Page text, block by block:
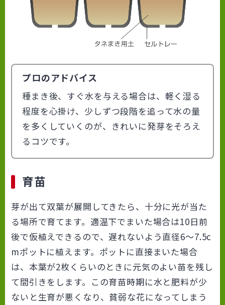
プロのアドバイス
種まき後、すぐ水を与える場合は、軽く湿る
程度を心掛け、少しずつ段階を追って水の量
を多くしていくのが、きれいに発芽をそろえ
るコツです。
育苗
芽が出て双葉が展開してきたら、十分に光が当た
る場所で育てます。適温下でまいた場合は10日前
後で仮植えできるので、遅れないよう直径6～7.5c
mポットに植えます。ポットに直接まいた場合
は、本葉が2枚くらいのときに元気のよい苗を残し
て間引きをします。この育苗時期に水と肥料が少
ないと生育が悪くなり、貧弱な花になってしまう